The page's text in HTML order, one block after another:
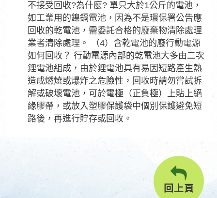
不接受回收?為什麼? 單只大於1公斤的電池，
如工業用的鎳鎘電池，因為不是環保署公告應
回收的乾電池，需委託合格的廢棄物清除處理
業者清除處理。 （4）含乾電池的廢行動電源
如何回收？ 行動電源內部的乾電池大多由二次
鋰電池組成，由於鋰電池具有易因短路產生熱
造成燃燒或爆炸之危險性，回收時請勿嘗試拆
解或破壞電池，可於電極（正負極）上貼上絕
緣膠帶，或放入塑膠保護袋中個別保護避免短
路後，再進行貯存或回收。
回上頁